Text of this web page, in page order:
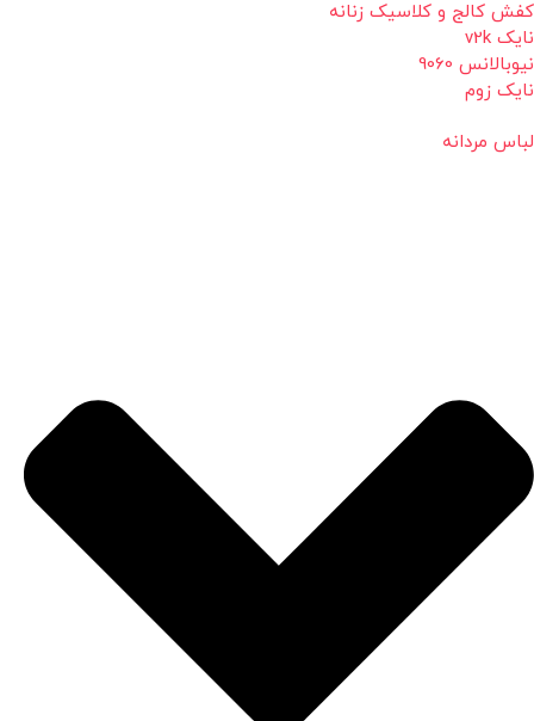
کفش کالج و کلاسیک زنانه
نایک v2k
نیوبالانس 9060
نایک زوم
لباس مردانه